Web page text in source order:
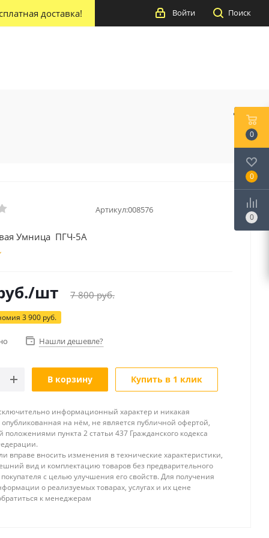
доставка! Поиск
Войти
Артикул:008576
Умница ПГЧ-5А
/шт 7 800руб.
3 900 руб.
Нашли дешевле?
В корзину Купить в 1 клик
информационный характер и никакая
на нём, не является публичной офертой,
положениями пункта 2 статьи 437 Гражданского кодекса
вправе вносить изменения в технические характеристики,
вид и комплектацию товаров без предварительного
с целью улучшения его свойств. Для получения
о реализуемых товарах, услугах и их цене
к менеджерам
0
0
0